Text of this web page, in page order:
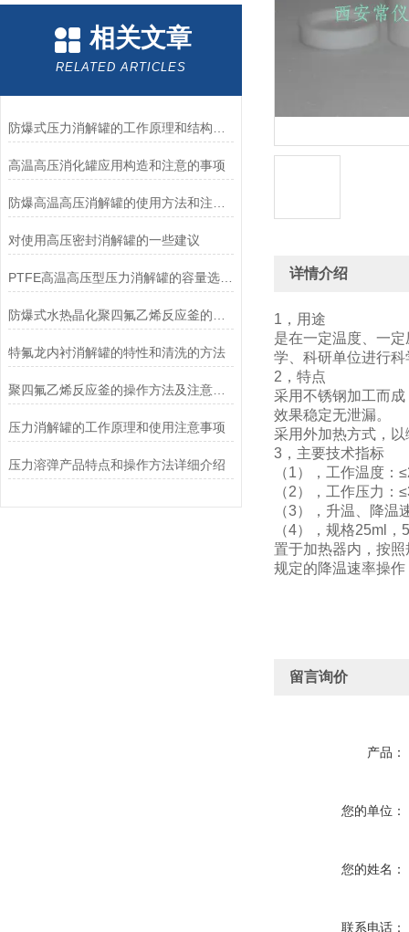
相关文章
RELATED ARTICLES
高温高压消化罐应用构造和注意的事项
对使用高压密封消解罐的一些建议
PTFE高温高压型压力消解罐的容量选择和操作注意事项
特氟龙内衬消解罐的特性和清洗的方法
聚四氟乙烯反应釜的操作方法及注意事项
压力消解罐的工作原理和使用注意事项
压力溶弹产品特点和操作方法详细介绍
详情介绍
1，用途
是在一定温度、一
学、科研单位进行
2，特点
采用不锈钢加工而
效果稳定无泄漏。
采用外加热方式，
3，主要技术指标
（1），工作温度：
（2），工作压力：
（3），升温、降
（4），规格25ml
置于加热器内，按
规定的降温速率操
留言询价
产品：
您的单位：
您的姓名：
联系电话：